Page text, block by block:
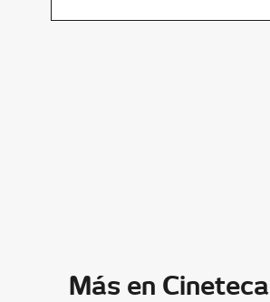
Más en Cineteca